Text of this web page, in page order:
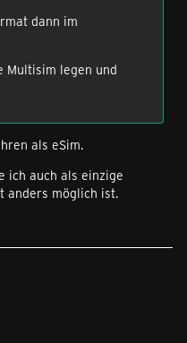
dann im
Multisim legen und
als eSim.
ich auch als einzige
anders möglich ist.